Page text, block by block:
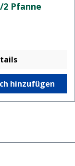
2 Pfanne
hinzufügen